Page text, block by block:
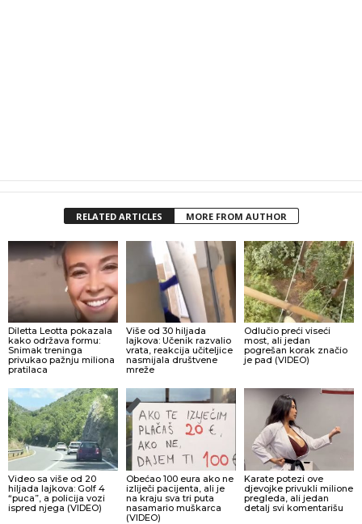
RELATED ARTICLES MORE FROM AUTHOR
Diletta Leotta pokazala
kako održava formu:
Snimak treninga
privukao pažnju miliona
pratilaca
Više od 30 hiljada
lajkova: Učenik razvalio
vrata, reakcija učiteljice
nasmijala društvene
mreže
Odlučio preći viseći
most, ali jedan
pogrešan korak značio
je pad (VIDEO)
Video sa više od 20
hiljada lajkova: Golf 4
“puca”, a policija vozi
ispred njega (VIDEO)
Obećao 100 eura ako ne
izliječi pacijenta, ali je
na kraju sva tri puta
nasamario muškarca
(VIDEO)
Karate potezi ove
djevojke privukli milione
pregleda, ali jedan
detalj svi komentarišu